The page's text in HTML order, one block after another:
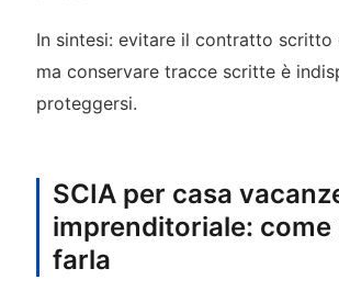
In sintesi: evitare il contratto scritto
ma conservare tracce scritte è
proteggersi.
SCIA per casa
imprenditoriale: come
farla